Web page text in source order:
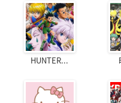
HUNTER...